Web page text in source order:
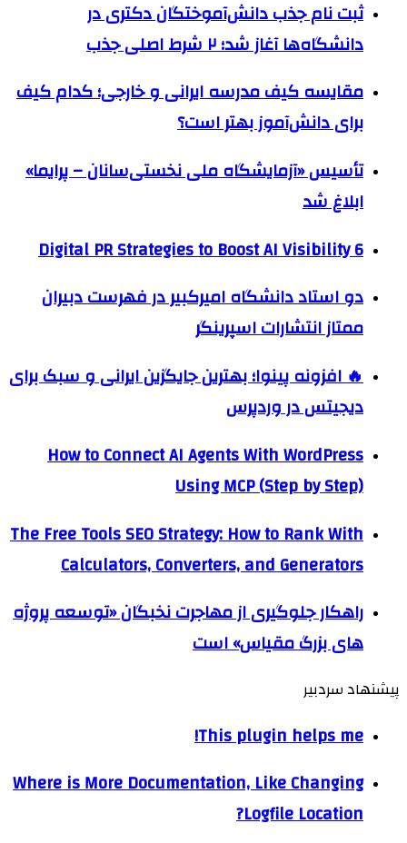
ثبت نام جذب دانش‌آموختگان دکتری در
دانشگاه‌ها آغاز شد؛ ۲ شرط اصلی جذب
مقایسه کیف مدرسه ایرانی و خارجی؛ کدام کیف
برای دانش‌آموز بهتر است؟
تأسیس «آزمایشگاه ملی نخستی‌سانان – پرایما»
ابلاغ شد
6 Digital PR Strategies to Boost AI Visibility
دو استاد دانشگاه امیرکبیر در فهرست دبیران
ممتاز انتشارات اسپرینگر
🔥 افزونه پینوا؛ بهترین جایگزین ایرانی و سبک برای
دیجیتس در وردپرس
How to Connect AI Agents With WordPress
Using MCP (Step by Step)
The Free Tools SEO Strategy: How to Rank With
Calculators, Converters, and Generators
راهکار جلوگیری از مهاجرت نخبگان «توسعه پروژه
های بزرگ مقیاس» است
پیشنهاد سردبیر
This plugin helps me!
Where is More Documentation, Like Changing
Logfile Location?